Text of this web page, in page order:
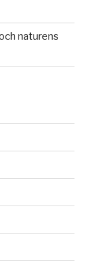
naturens